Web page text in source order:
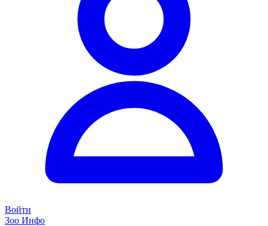
Войти
Зоо Инфо